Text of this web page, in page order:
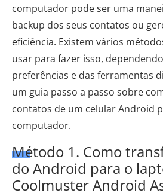
computador pode ser uma
backup dos seus contatos ou
eficiência. Existem vários
usar para fazer isso,
preferências e das ferramentas
um guia passo a passo sobre
contatos de um celular Android
computador.
Método 1. Como
do Android para o
Coolmuster Android